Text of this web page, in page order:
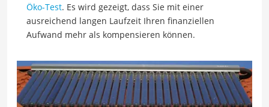
Öko-Test. Es wird gezeigt, dass Sie mit einer
ausreichend langen Laufzeit Ihren finanziellen
Aufwand mehr als kompensieren können.